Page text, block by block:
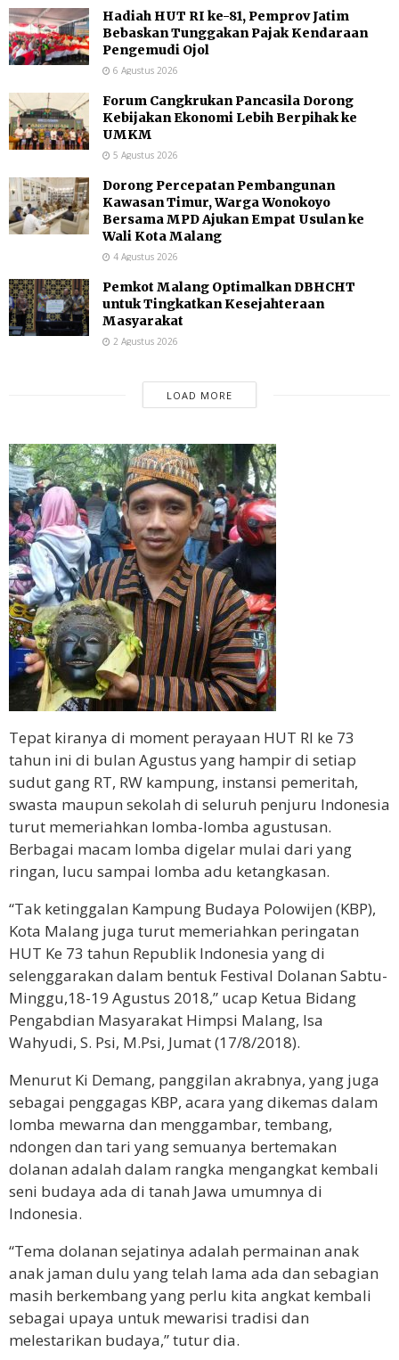
Hadiah HUT RI ke-81, Pemprov Jatim
Bebaskan Tunggakan Pajak Kendaraan
Pengemudi Ojol
6 Agustus 2026
Forum Cangkrukan Pancasila Dorong
Kebijakan Ekonomi Lebih Berpihak ke
UMKM
5 Agustus 2026
Dorong Percepatan Pembangunan
Kawasan Timur, Warga Wonokoyo
Bersama MPD Ajukan Empat Usulan ke
Wali Kota Malang
4 Agustus 2026
Pemkot Malang Optimalkan DBHCHT
untuk Tingkatkan Kesejahteraan
Masyarakat
2 Agustus 2026
LOAD MORE
Tepat kiranya di moment perayaan HUT RI ke 73
tahun ini di bulan Agustus yang hampir di setiap
sudut gang RT, RW kampung, instansi pemeritah,
swasta maupun sekolah di seluruh penjuru Indonesia
turut memeriahkan lomba-lomba agustusan.
Berbagai macam lomba digelar mulai dari yang
ringan, lucu sampai lomba adu ketangkasan.
“Tak ketinggalan Kampung Budaya Polowijen (KBP),
Kota Malang juga turut memeriahkan peringatan
HUT Ke 73 tahun Republik Indonesia yang di
selenggarakan dalam bentuk Festival Dolanan Sabtu-
Minggu,18-19 Agustus 2018,” ucap Ketua Bidang
Pengabdian Masyarakat Himpsi Malang, Isa
Wahyudi, S. Psi, M.Psi, Jumat (17/8/2018).
Menurut Ki Demang, panggilan akrabnya, yang juga
sebagai penggagas KBP, acara yang dikemas dalam
lomba mewarna dan menggambar, tembang,
ndongen dan tari yang semuanya bertemakan
dolanan adalah dalam rangka mengangkat kembali
seni budaya ada di tanah Jawa umumnya di
Indonesia.
“Tema dolanan sejatinya adalah permainan anak
anak jaman dulu yang telah lama ada dan sebagian
masih berkembang yang perlu kita angkat kembali
sebagai upaya untuk mewarisi tradisi dan
melestarikan budaya,” tutur dia.